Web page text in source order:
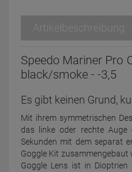
Artikelbeschreibung
Speedo Mariner Pro
black/smoke - -3,5
Es gibt keinen Grund,
Mit ihrem symmetrischen
das linke oder rechte
Sekunden mit dem separat
Goggle Kit zusammengebaut
Goggle Lens ist in